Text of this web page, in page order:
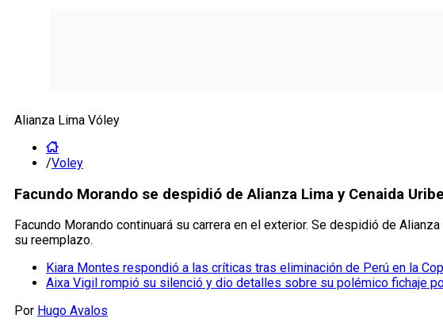
Alianza Lima Vóley
/Voley
Facundo Morando se despidió de Alianza Lima y Cenaida
Facundo Morando continuará su carrera en el exterior. Se despidió de
su reemplazo.
Kiara Montes respondió a las críticas tras eliminación de Perú en la
Aixa Vigil rompió su silenció y dio detalles sobre su polémico fichaje
Por Hugo Avalos